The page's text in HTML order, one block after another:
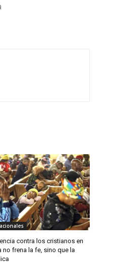
contra los cristianos en
no frena la fe, sino que la